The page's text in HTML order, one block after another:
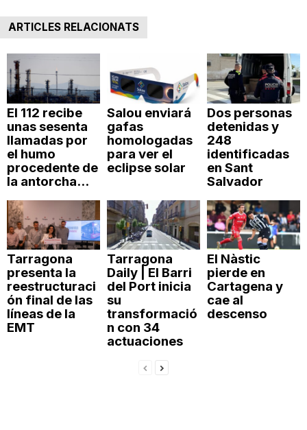
ARTICLES RELACIONATS
El 112 recibe
unas sesenta
llamadas por
el humo
procedente de
la antorcha...
Salou enviará
gafas
homologadas
para ver el
eclipse solar
Dos personas
detenidas y
248
identificadas
en Sant
Salvador
Tarragona
presenta la
reestructuraci
ón final de las
líneas de la
EMT
Tarragona
Daily | El Barri
del Port inicia
su
transformació
n con 34
actuaciones
El Nàstic
pierde en
Cartagena y
cae al
descenso